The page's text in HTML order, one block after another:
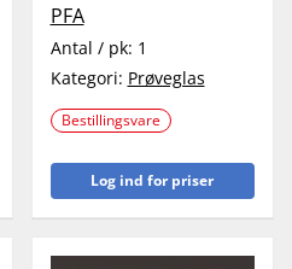
PFA
Antal / pk: 1
Kategori: Prøveglas
Bestillingsvare
Log ind for priser